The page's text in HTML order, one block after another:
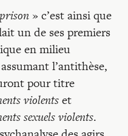
» c’est ainsi que
un de ses premiers
en milieu
l’antithèse,
pour titre
violentset
sexuels violents.